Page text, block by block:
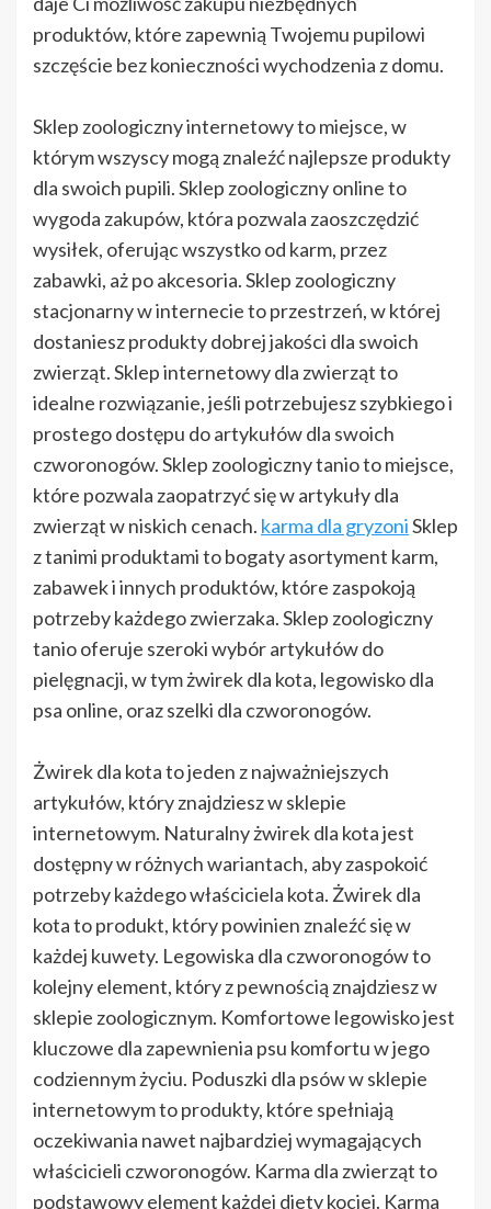
produktów, które zapewnią Twojemu pupilowi
szczęście bez konieczności wychodzenia z domu.
Sklep zoologiczny internetowy to miejsce, w
którym wszyscy mogą znaleźć najlepsze produkty
dla swoich pupili. Sklep zoologiczny online to
wygoda zakupów, która pozwala zaoszczędzić
wysiłek, oferując wszystko od karm, przez
zabawki, aż po akcesoria. Sklep zoologiczny
stacjonarny w internecie to przestrzeń, w której
dostaniesz produkty dobrej jakości dla swoich
zwierząt. Sklep internetowy dla zwierząt to
idealne rozwiązanie, jeśli potrzebujesz szybkiego i
prostego dostępu do artykułów dla swoich
czworonogów. Sklep zoologiczny tanio to miejsce,
które pozwala zaopatrzyć się w artykuły dla
zwierząt w niskich cenach. karma dla gryzoniSklep
z tanimi produktami to bogaty asortyment karm,
zabawek i innych produktów, które zaspokoją
potrzeby każdego zwierzaka. Sklep zoologiczny
tanio oferuje szeroki wybór artykułów do
pielęgnacji, w tym żwirek dla kota, legowisko dla
psa online, oraz szelki dla czworonogów.
Żwirek dla kota to jeden z najważniejszych
artykułów, który znajdziesz w sklepie
internetowym. Naturalny żwirek dla kota jest
dostępny w różnych wariantach, aby zaspokoić
potrzeby każdego właściciela kota. Żwirek dla
kota to produkt, który powinien znaleźć się w
każdej kuwety. Legowiska dla czworonogów to
kolejny element, który z pewnością znajdziesz w
sklepie zoologicznym. Komfortowe legowisko jest
kluczowe dla zapewnienia psu komfortu w jego
codziennym życiu. Poduszki dla psów w sklepie
internetowym to produkty, które spełniają
oczekiwania nawet najbardziej wymagających
właścicieli czworonogów. Karma dla zwierząt to
podstawowy element każdej diety kociej. Karma